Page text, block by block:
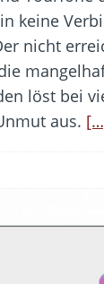
keine
nicht
löst bei
aus.